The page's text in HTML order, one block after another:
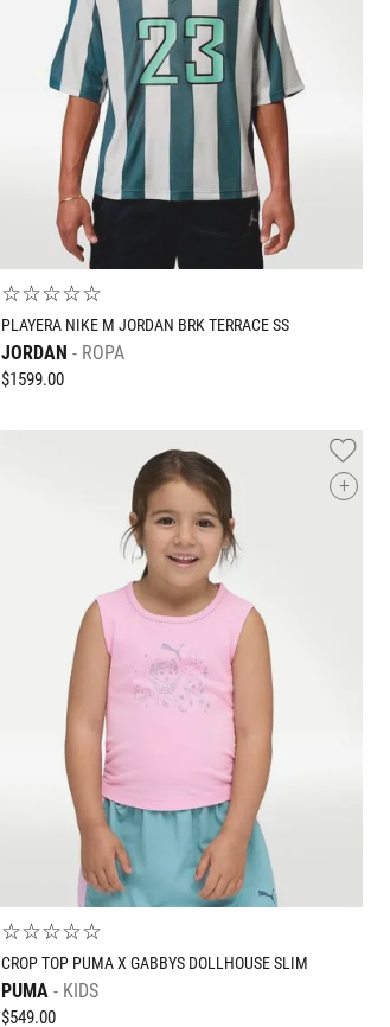
AGREGAR AL CARRITO
Tallas Ropa
CH G EG
AGREGAR AL CARRITO
☆☆☆☆☆
PLAYERA NIKE M JORDAN BRK TERRACE SS
JORDAN ROPA
$1599.00
+
☆☆☆☆☆
CROP TOP PUMA X GABBYS DOLLHOUSE SLIM
PUMA KIDS
$549.00